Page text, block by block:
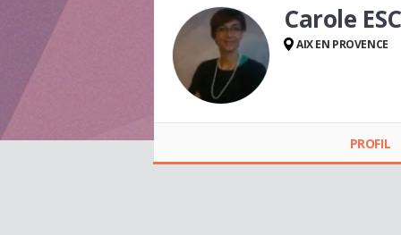
Carole
AIX EN PROVENCE
PROFIL